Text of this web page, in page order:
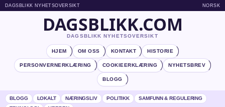
DAGSBLIKK NYHETSOVERSIKT NORSK
DAGSBLIKK.COM
DAGSBLIKK NYHETSOVERSIKT
HJEM OM OSS KONTAKT HISTORIE
PERSONVERNERKLÆRING COOKIEERKLÆRING NYHETSBREV
BLOGG
BLOGG LOKALT NÆRINGSLIV POLITIKK
SAMFUNN & REGULERING